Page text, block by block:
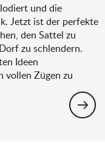
und die
Jetzt ist der perfekte
den Sattel zu
zu schlendern.
Ideen
vollen Zügen zu
den Frühling